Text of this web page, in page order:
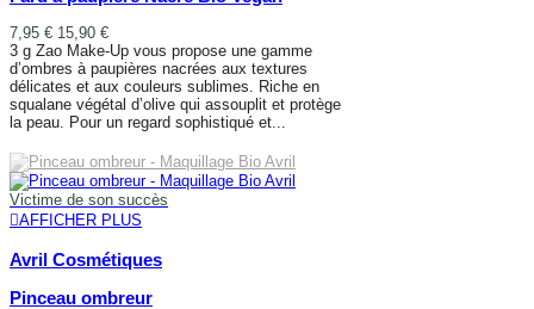
7,95 € 15,90 €
3 g Zao Make-Up vous propose une gamme
d’ombres à paupières nacrées aux textures
délicates et aux couleurs sublimes. Riche en
squalane végétal d’olive qui assouplit et protège
la peau. Pour un regard sophistiqué et...
Victime de son succès
AFFICHER PLUS
Avril Cosmétiques
Pinceau ombreur